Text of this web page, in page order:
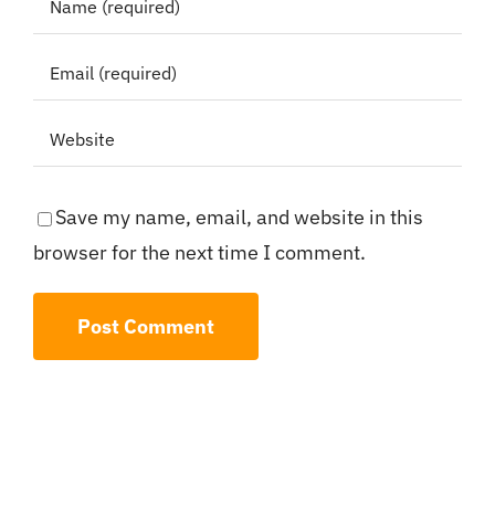
Save my name, email, and website in this
browser for the next time I comment.